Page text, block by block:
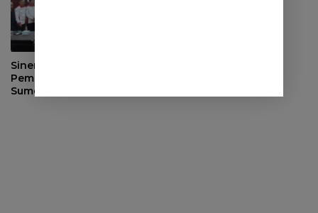
Sinergi dengan
Pemerintah Desa, DPRD
Sumedang Fokus Awasi